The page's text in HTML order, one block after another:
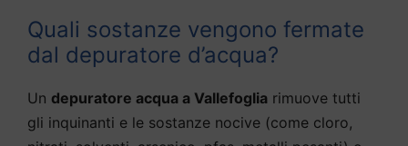
Quali sostanze vengono fermate
dal depuratore d’acqua?
Un depuratore acqua a Vallefoglia rimuove tutti
gli inquinanti e le sostanze nocive (come cloro,